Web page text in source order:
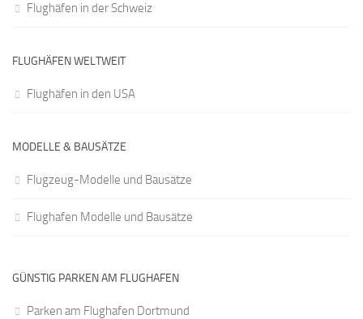
Flughäfen in der Schweiz
FLUGHÄFEN WELTWEIT
Flughäfen in den USA
MODELLE & BAUSÄTZE
Flugzeug-Modelle und Bausätze
Flughafen Modelle und Bausätze
GÜNSTIG PARKEN AM FLUGHAFEN
Parken am Flughafen Dortmund